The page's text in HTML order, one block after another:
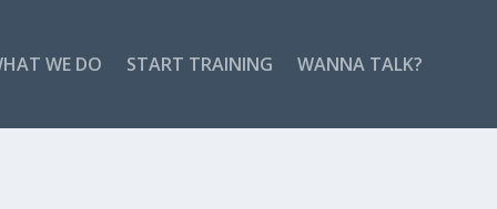
WE DO START TRAINING WANNA TALK?